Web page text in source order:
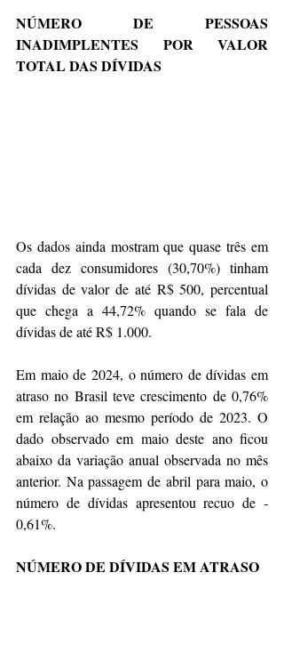
NÚMERO DE PESSOAS
INADIMPLENTES POR VALOR
TOTAL DAS DÍVIDAS
Os dados ainda mostram que quase três em
cada dez consumidores (30,70%) tinham
dívidas de valor de até R$ 500, percentual
que chega a 44,72% quando se fala de
dívidas de até R$ 1.000.
Em maio de 2024, o número de dívidas em
atraso no Brasil teve crescimento de 0,76%
em relação ao mesmo período de 2023. O
dado observado em maio deste ano ficou
abaixo da variação anual observada no mês
anterior. Na passagem de abril para maio, o
número de dívidas apresentou recuo de ‐
0,61%.
NÚMERO DE DÍVIDAS EM ATRASO